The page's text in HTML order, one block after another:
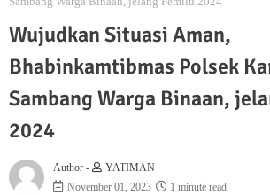
Wujudkan Situasi Aman,
Bhabinkamtibmas Polsek
Sambang Warga Binaan,
2024
Author -
YATIMAN
November 01, 2023
1 minute read